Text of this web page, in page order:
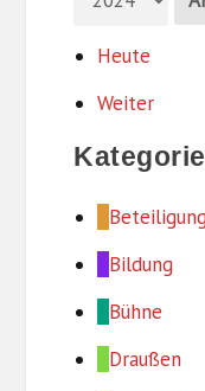
Heute
Weiter
Bildung
Bühne
Draußen